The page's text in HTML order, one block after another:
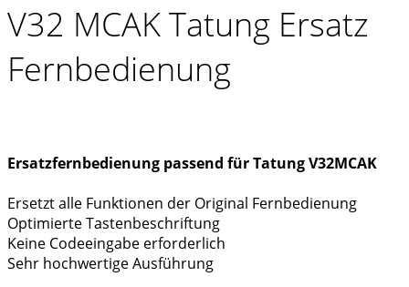
V32 MCAK Tatung Ersatz
Fernbedienung
Ersatzfernbedienung passend für Tatung V32MCAK
Ersetzt alle Funktionen der Original Fernbedienung
Optimierte Tastenbeschriftung
Keine Codeeingabe erforderlich
Sehr hochwertige Ausführung